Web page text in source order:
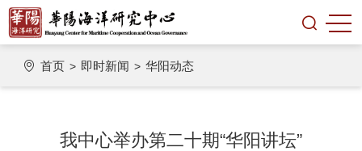
首页 > 即时新闻 > 华阳动态
我中心举办第二十期“华阳讲坛”